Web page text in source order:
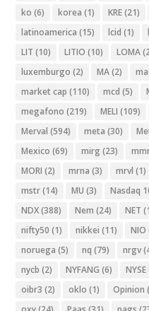
ko (6) korea (1) KRE(21)
latinoamerica (15) lcid (1)
LIT (10) LITIO (10) LOMA
luxemburgo (2) MA(2)
market cap (110) mcd (5)
megafono (219) MELI (109)
Merval (594) meta (30)
Mexico (69) mirg (23)
MORI (2) mrna (3) mrvl (1)
mstr(14) MU (3) Nasdaq
NDX(388) Nem (24) NET
nifty50 (1) nikkei (11) NIO
noruega (5) nq (79) nrgv
nycb (2) NYFANG (6) NYSE
oibr3 (2) oklo (1) Opinion